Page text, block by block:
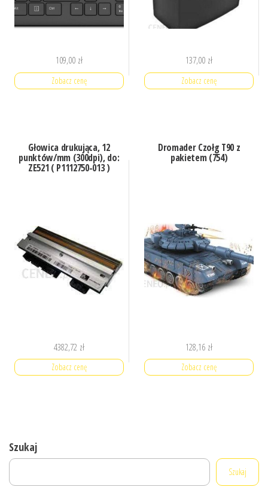
109,00 zł
Zobacz cenę
137,00 zł
Zobacz cenę
Głowica drukująca, 12
punktów/mm (300dpi), do:
ZE521 ( P1112750-013 )
4382,72 zł
Zobacz cenę
Dromader Czołg T90 z
pakietem (754)
128,16 zł
Zobacz cenę
Szukaj
Szukaj